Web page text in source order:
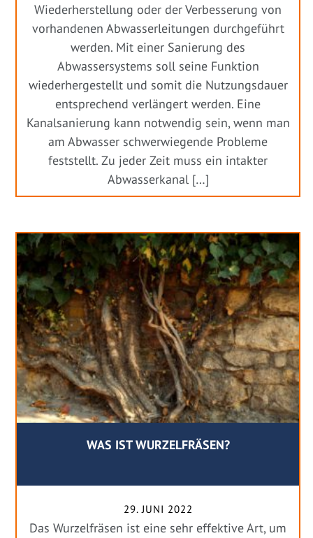
Wiederherstellung oder der Verbesserung von
vorhandenen Abwasserleitungen durchgeführt
werden. Mit einer Sanierung des
Abwassersystems soll seine Funktion
wiederhergestellt und somit die Nutzungsdauer
entsprechend verlängert werden. Eine
Kanalsanierung kann notwendig sein, wenn man
am Abwasser schwerwiegende Probleme
feststellt. Zu jeder Zeit muss ein intakter
Abwasserkanal […]
WAS IST WURZELFRÄSEN?
29. JUNI 2022
Das Wurzelfräsen ist eine sehr effektive Art, um